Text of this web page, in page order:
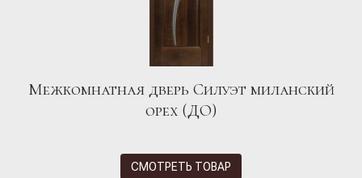
Межкомнатная дверь Силуэт миланский
орех (ДО)
СМОТРЕТЬ ТОВАР